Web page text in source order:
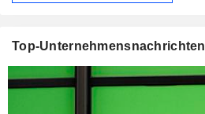
Top-Unternehmensnachrichten